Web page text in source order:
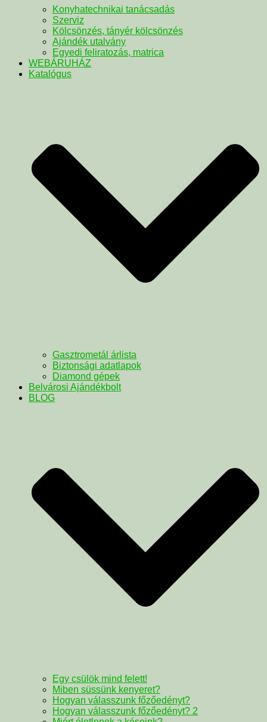
Konyhatechnikai tanácsadás
Szerviz
Kölcsönzés, tányér kölcsönzés
Ajándék utalvány
Egyedi feliratozás, matrica
WEBÁRUHÁZ
Katalógus
Gasztrometál árlista
Biztonsági adatlapok
Diamond gépek
Belvárosi Ajándékbolt
BLOG
Egy csülök mind felett!
Miben süssünk kenyeret?
Hogyan válasszunk főzőedényt?
Hogyan válasszunk főzőedényt? 2